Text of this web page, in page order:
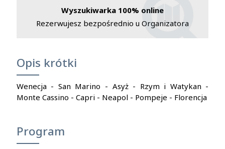
Program Fakultatywny
Cena nie zawiera
Filmy
Wyszukiwarka 100% online
Rezerwujesz bezpośrednio u Organizatora
Opis krótki
Wenecja - San Marino - Asyż - Rzym i Watykan -
Monte Cassino - Capri - Neapol - Pompeje - Florencja
Program